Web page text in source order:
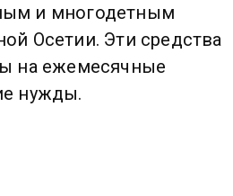
и многодетным
Осетии. Эти средства
на ежемесячные
нужды.